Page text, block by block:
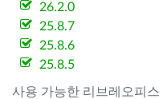
26.2.0
25.8.7
25.8.6
25.8.5
사용 가능한 리브레오피스